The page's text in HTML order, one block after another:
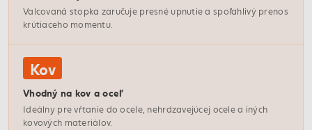
Valcovaná stopka zaručuje presné upnutie a spoľahlivý prenos
krútiaceho momentu.
Kov
Vhodný na kov a oceľ
Ideálny pre vŕtanie do ocele, nehrdzavejúcej ocele a iných
kovových materiálov.